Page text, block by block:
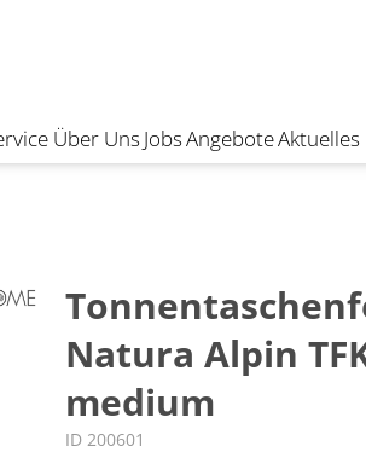
Über UnsJobsAngeboteAktuelles
Natura Alpin
medium
ID 200601